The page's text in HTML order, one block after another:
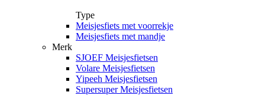
Type
Meisjesfiets met voorrekje
Meisjesfiets met mandje
Merk
SJOEF Meisjesfietsen
Volare Meisjesfietsen
Yipeeh Meisjesfietsen
Supersuper Meisjesfietsen